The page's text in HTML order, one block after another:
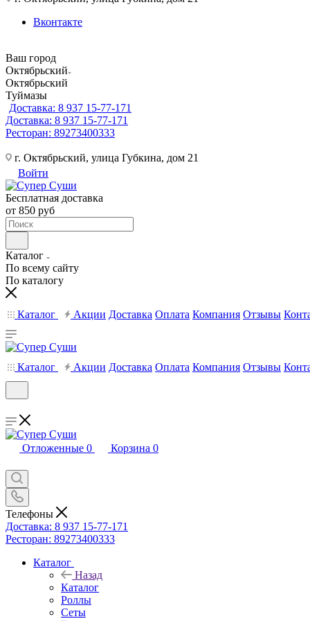
Вконтакте
Ваш город
Октябрьский
Октябрьский
Туймазы
Доставка: 8 937 15-77-171
Доставка: 8 937 15-77-171
Ресторан: 89273400333
г. Октябрьский, улица Губкина, дом 21
Войти
Бесплатная доставка
от 850 руб
Каталог
По всему сайту
По каталогу
Каталог Акции Доставка Оплата Компания Отзывы
Каталог Акции Доставка Оплата Компания Отзывы
Отложенные 0 Корзина 0
Телефоны
Доставка: 8 937 15-77-171
Ресторан: 89273400333
Каталог
Назад
Каталог
Роллы
Сеты